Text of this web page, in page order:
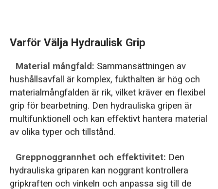
Varför Välja Hydraulisk Grip
Material mångfald: Sammansättningen av
hushållsavfall är komplex, fukthalten är hög och
materialmångfalden är rik, vilket kräver en flexibel
grip för bearbetning. Den hydrauliska gripen är
multifunktionell och kan effektivt hantera material
av olika typer och tillstånd.
Greppnoggrannhet och effektivitet: Den
hydrauliska griparen kan noggrant kontrollera
gripkraften och vinkeln och anpassa sig till de